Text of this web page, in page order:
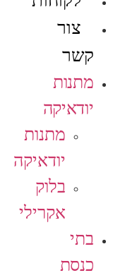
צור
קשר
מתנות
יודאיקה
מתנות
יודאיקה
בלוק
אקרילי
בתי
כנסת